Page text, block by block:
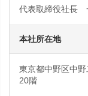
代表取締役社長
本社所在地
東京都中野区中
20階